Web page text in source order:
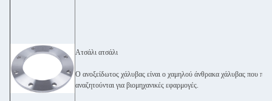
Ατσάλι ατσάλι
Ο ανοξείδωτος χάλυβας είναι ο χαμηλού άνθρακα χάλυβας που
αναζητούνται για βιομηχανικές εφαρμογές.